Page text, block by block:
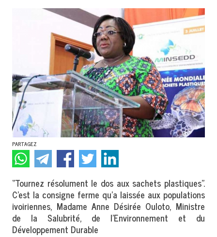
PARTAGEZ
‘’Tournez résolument le dos aux sachets plastiques’’.
C’est la consigne ferme qu’a laissée aux populations
ivoiriennes, Madame Anne Désirée Ouloto, Ministre
de la Salubrité, de l’Environnement et du
Développement Durable